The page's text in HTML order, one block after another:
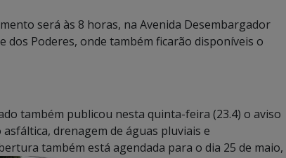
será às 8 horas, na Avenida Desembargador
dos Poderes, onde também ficarão disponíveis o
também publicou nesta quinta-feira (23.4) o aviso
drenagem de águas pluviais e
também está agendada para o dia 25 de maio,